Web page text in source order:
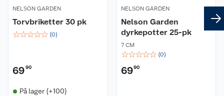
NELSON GARDEN
Torvbriketter 30 pk
☆☆☆☆☆ (0)
6990
På lager (+100)
NELSON GARDEN
Nelson Garden
dyrkepotter 25-pk
7 CM
☆☆☆☆☆ (0)
6990